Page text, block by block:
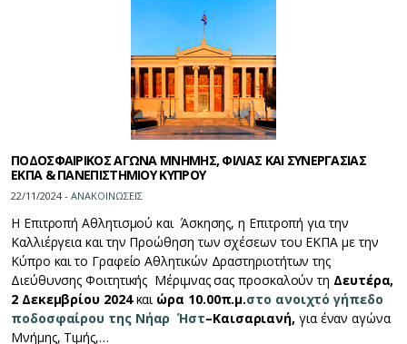
ΠΟΔΟΣΦΑΙΡΙΚΟΣ ΑΓΩΝΑ ΜΝΗΜΗΣ, ΦΙΛΙΑΣ ΚΑΙ ΣΥΝΕΡΓΑΣΙΑΣ
ΕΚΠΑ & ΠΑΝΕΠΙΣΤΗΜΙΟΥ ΚΥΠΡΟΥ
22/11/2024 - ΑΝΑΚΟΙΝΩΣΕΙΣ
Η Επιτροπή Αθλητισμού και Άσκησης, η Επιτροπή για την
Καλλιέργεια και την Προώθηση των σχέσεων του ΕΚΠΑ με την
Κύπρο και το Γραφείο Αθλητικών Δραστηριοτήτων της
Διεύθυνσης Φοιτητικής Μέριμνας σας προσκαλούν τη Δευτέρα,
2 Δεκεμβρίου 2024καιώρα 10.00π.μ.στο ανοιχτό γήπεδο
ποδοσφαίρου της Νήαρ Ήστ–Καισαριανή, για έναν αγώνα
Μνήμης, Τιμής,…